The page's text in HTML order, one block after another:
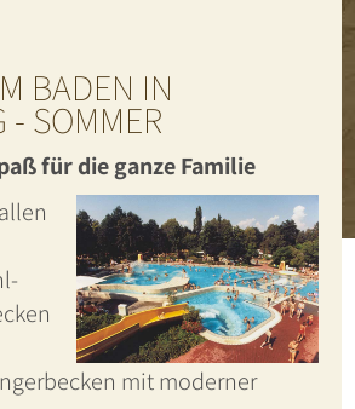
BADEN IN
- SOMMER
für die ganze Familie
mit moderner